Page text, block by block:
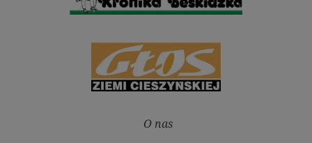
O nas